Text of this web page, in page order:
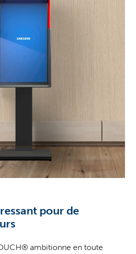
pour de
ambitionne en toute